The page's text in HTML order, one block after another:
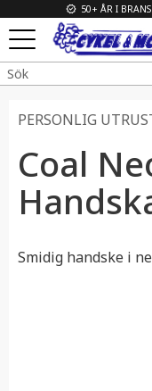
Meny
50+ ÅR I
PERSONLIG
Coal
Smidig handske i